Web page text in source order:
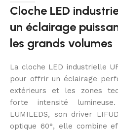
Cloche LED
un éclairage
les grands volumes
La cloche LED industrielle
pour offrir un éclairage
extérieurs et les zones
forte intensité
LUMILEDS, son driver
optique 60°, elle combine